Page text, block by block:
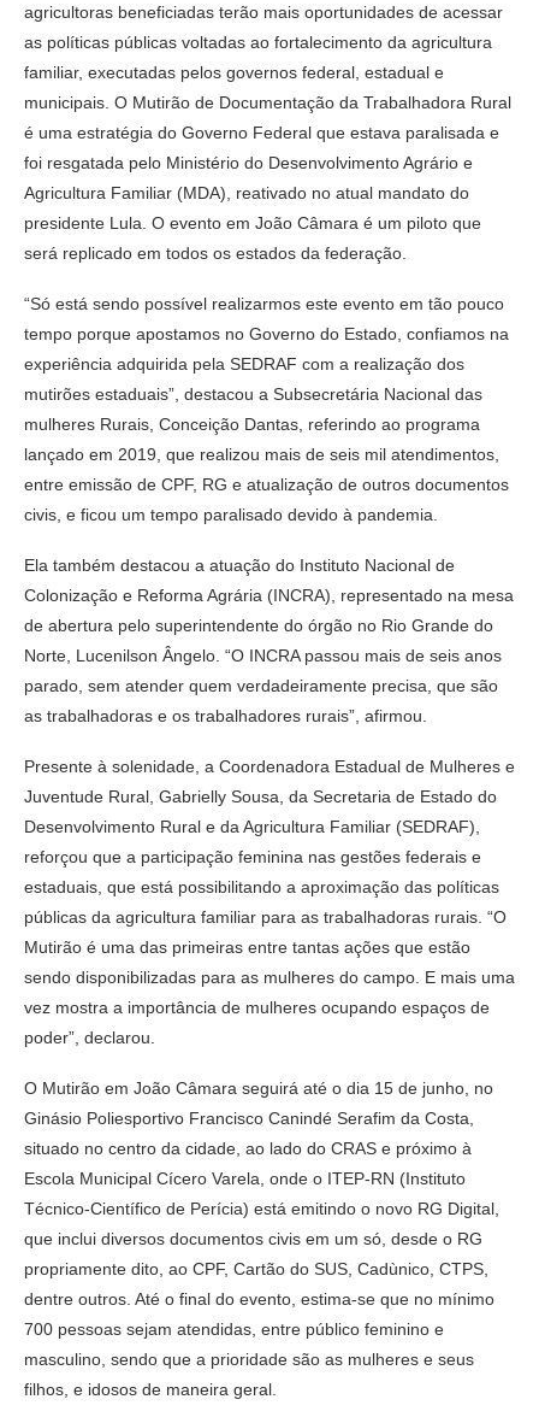
agricultoras beneficiadas terão mais oportunidades de acessar
as políticas públicas voltadas ao fortalecimento da agricultura
familiar, executadas pelos governos federal, estadual e
municipais. O Mutirão de Documentação da Trabalhadora Rural
é uma estratégia do Governo Federal que estava paralisada e
foi resgatada pelo Ministério do Desenvolvimento Agrário e
Agricultura Familiar (MDA), reativado no atual mandato do
presidente Lula. O evento em João Câmara é um piloto que
será replicado em todos os estados da federação.
“Só está sendo possível realizarmos este evento em tão pouco
tempo porque apostamos no Governo do Estado, confiamos na
experiência adquirida pela SEDRAF com a realização dos
mutirões estaduais”, destacou a Subsecretária Nacional das
mulheres Rurais, Conceição Dantas, referindo ao programa
lançado em 2019, que realizou mais de seis mil atendimentos,
entre emissão de CPF, RG e atualização de outros documentos
civis, e ficou um tempo paralisado devido à pandemia.
Ela também destacou a atuação do Instituto Nacional de
Colonização e Reforma Agrária (INCRA), representado na mesa
de abertura pelo superintendente do órgão no Rio Grande do
Norte, Lucenilson Ângelo. “O INCRA passou mais de seis anos
parado, sem atender quem verdadeiramente precisa, que são
as trabalhadoras e os trabalhadores rurais”, afirmou.
Presente à solenidade, a Coordenadora Estadual de Mulheres e
Juventude Rural, Gabrielly Sousa, da Secretaria de Estado do
Desenvolvimento Rural e da Agricultura Familiar (SEDRAF),
reforçou que a participação feminina nas gestões federais e
estaduais, que está possibilitando a aproximação das políticas
públicas da agricultura familiar para as trabalhadoras rurais. “O
Mutirão é uma das primeiras entre tantas ações que estão
sendo disponibilizadas para as mulheres do campo. E mais uma
vez mostra a importância de mulheres ocupando espaços de
poder”, declarou.
O Mutirão em João Câmara seguirá até o dia 15 de junho, no
Ginásio Poliesportivo Francisco Canindé Serafim da Costa,
situado no centro da cidade, ao lado do CRAS e próximo à
Escola Municipal Cícero Varela, onde o ITEP-RN (Instituto
Técnico-Científico de Perícia) está emitindo o novo RG Digital,
que inclui diversos documentos civis em um só, desde o RG
propriamente dito, ao CPF, Cartão do SUS, Cadùnico, CTPS,
dentre outros. Até o final do evento, estima-se que no mínimo
700 pessoas sejam atendidas, entre público feminino e
masculino, sendo que a prioridade são as mulheres e seus
filhos, e idosos de maneira geral.